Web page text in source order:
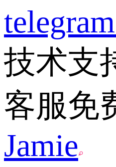
telegram
技术支
客服免
Jamie